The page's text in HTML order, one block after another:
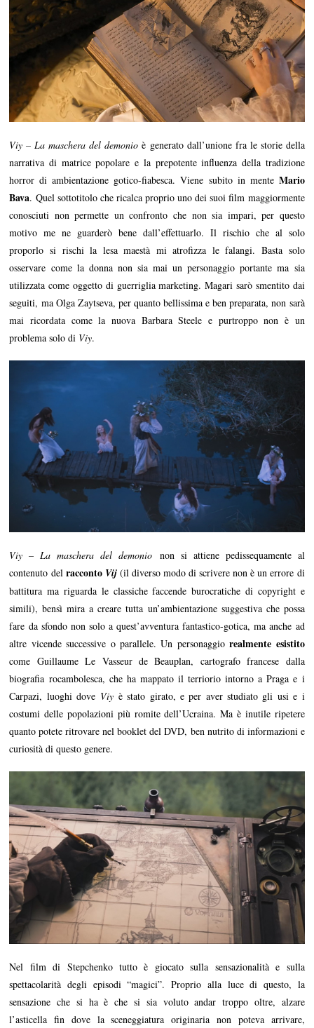
Viy – La maschera del demonio è generato dall’unione fra le storie della
narrativa di matrice popolare e la prepotente influenza della tradizione
horror di ambientazione gotico-fiabesca. Viene subito in mente Mario
Bava. Quel sottotitolo che ricalca proprio uno dei suoi film maggiormente
conosciuti non permette un confronto che non sia impari, per questo
motivo me ne guarderò bene dall’effettuarlo. Il rischio che al solo
proporlo si rischi la lesa maestà mi atrofizza le falangi. Basta solo
osservare come la donna non sia mai un personaggio portante ma sia
utilizzata come oggetto di guerriglia marketing. Magari sarò smentito dai
seguiti, ma Olga Zaytseva, per quanto bellissima e ben preparata, non sarà
mai ricordata come la nuova Barbara Steele e purtroppo non è un
problema solo di Viy.
Viy – La maschera del demonio non si attiene pedissequamente al
contenuto del racconto Vij(il diverso modo di scrivere non è un errore di
battitura ma riguarda le classiche faccende burocratiche di copyright e
simili), bensì mira a creare tutta un’ambientazione suggestiva che possa
fare da sfondo non solo a quest’avventura fantastico-gotica, ma anche ad
altre vicende successive o parallele. Un personaggiorealmente esistito
come Guillaume Le Vasseur de Beauplan, cartografo francese dalla
biografia rocambolesca, che ha mappato il terriorio intorno a Praga e i
Carpazi, luoghi dove Viyè stato girato, e per aver studiato gli usi e i
costumi delle popolazioni più romite dell’Ucraina. Ma è inutile ripetere
quanto potete ritrovare nel booklet del DVD, ben nutrito di informazioni e
curiosità di questo genere.
Nel film di Stepchenko tutto è giocato sulla sensazionalità e sulla
spettacolarità degli episodi “magici”. Proprio alla luce di questo, la
sensazione che si ha è che si sia voluto andar troppo oltre, alzare
l’asticella fin dove la sceneggiatura originaria non poteva arrivare,